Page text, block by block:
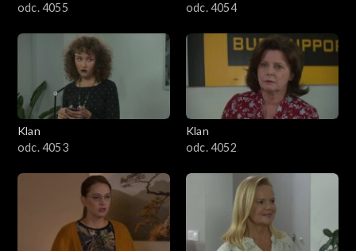
odc. 4055
odc. 4054
Klan
odc. 4053
Klan
odc. 4052